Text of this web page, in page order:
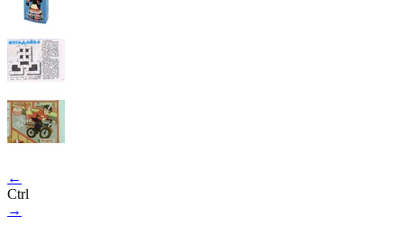
←
Ctrl
→